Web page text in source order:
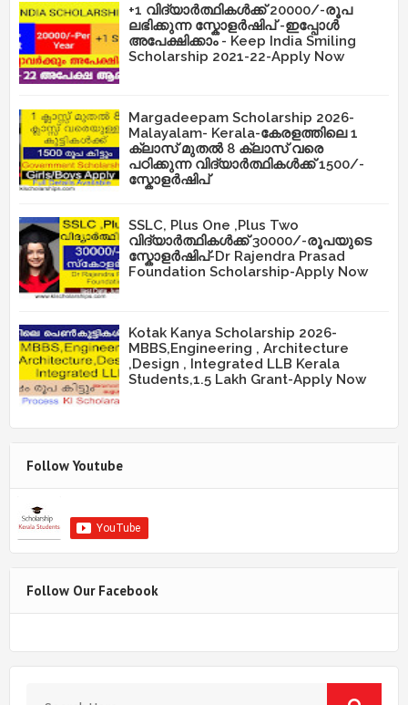
+1 വിദ്യാർത്ഥികൾക്ക് 20000/-രൂപ
ലഭിക്കുന്ന സ്കോളർഷിപ് -ഇപ്പോൾ
അപേക്ഷിക്കാം - Keep India Smiling
Scholarship 2021-22-Apply Now
Margadeepam Scholarship 2026-
Malayalam- Kerala-കേരളത്തിലെ 1
ക്ലാസ് മുതൽ 8 ക്ലാസ് വരെ
പഠിക്കുന്ന വിദ്യാർത്ഥികൾക്ക് 1500/-
സ്കോളർഷിപ്
SSLC, Plus One ,Plus Two
വിദ്യാർത്ഥികൾക്ക് 30000/-രൂപയുടെ
സ്കോളർഷിപ്-Dr Rajendra Prasad
Foundation Scholarship-Apply Now
Kotak Kanya Scholarship 2026-
MBBS,Engineering , Architecture
,Design , Integrated LLB Kerala
Students,1.5 Lakh Grant-Apply Now
Follow Youtube
Follow Our Facebook